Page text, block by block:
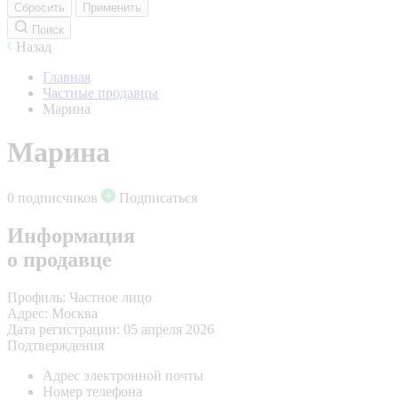
Сбросить
Применить
Поиск
Назад
Главная
Частные продавцы
Марина
Марина
0 подписчиков Подписаться
Информация
о продавце
Профиль: Частное лицо
Адрес: Москва
Дата регистрации: 05 апреля 2026
Подтверждения
Адрес электронной почты
Номер телефона